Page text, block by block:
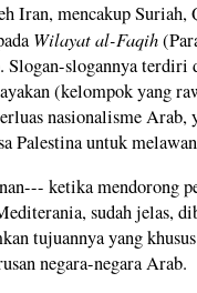
Iran, mencakup Suriah,
Wilayat al-Faqih
slogannya terdiri
(kelompok yang
nasionalisme Arab,
Palestina untuk
ketika mendorong
sudah jelas,
tujuannya yang
negara-negara Arab.